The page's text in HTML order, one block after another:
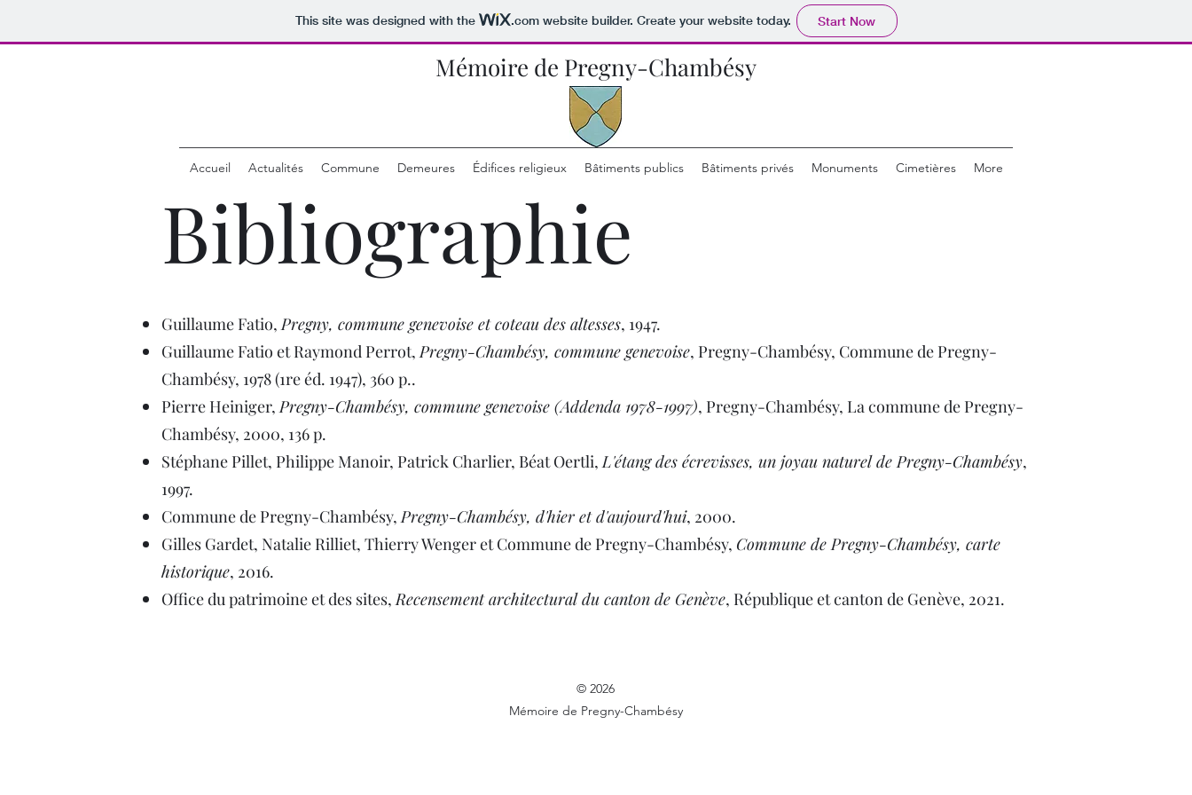
This site was designed with the .comwebsite builder. Create your website today. Start Now
Mémoire de Pregny-Chambésy
Accueil Actualités Commune Demeures Édifices religieux Bâtiments publics Bâtiments privés Monuments Cimetières More
Bibliographie
Guillaume Fatio,Pregny, commune genevoise et coteau des altesses, 1947.
Guillaume Fatio et Raymond Perrot,Pregny-Chambésy, commune genevoise, Pregny-Chambésy, Commune de Pregny-
Chambésy, 1978 (1re éd. 1947), 360 p..
Pierre Heiniger,Pregny-Chambésy, commune genevoise (Addenda 1978-1997), Pregny-Chambésy, La commune de Pregny-
Chambésy, 2000, 136 p.
Stéphane Pillet, Philippe Manoir, Patrick Charlier, Béat Oertli,L'étang des écrevisses, un joyau naturel de Pregny-Chambésy,
1997.
Commune de Pregny-Chambésy,Pregny-Chambésy, d'hier et d'aujourd'hui, 2000.
Gilles Gardet, Natalie Rilliet, Thierry Wenger et Commune de Pregny-Chambésy, Commune de Pregny-Chambésy, carte
historique, 2016.
Office du patrimoine et des sites,Recensement architectural du canton de Genève, République et canton de Genève, 2021.
© 2026
Mémoire de Pregny-Chambésy